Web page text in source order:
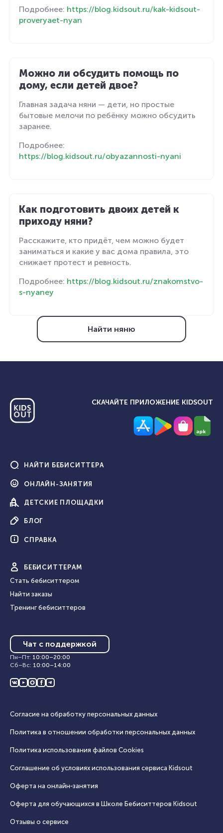
Подробнее: https://blog.kidsout.ru/kak-kidsout-
proveryaet-nyan
Можно ли обсудить помощь по
дому, если детей двое?
Главная задача няни — дети, но простые
бытовые мелочи по ребёнку можно обсудить
заранее.
Подробнее:
https://blog.kidsout.ru/obyazannosti-nyani
Как подготовить двоих детей к
приходу няни?
Расскажите, кто придёт, чем можно будет
заниматься и какие у вас дома правила, это
снижает протест и ревность.
Подробнее: https://blog.kidsout.ru/znakomstvo-
s-nyaney
Найти няню
СКАЧАЙТЕ ПРИЛОЖЕНИЕ KIDSOUT
НАЙТИ БЕБИСИТТЕРА
ОНЛАЙН-ЗАНЯТИЯ
ДЕТСКИЕ ПЛОЩАДКИ
БЛОГ
СПРАВКА
БЕБИ СИТТЕРАМ
Стать бебиситтером
Найти заказы
Тренинг бебиситтеров
Чат с поддержкой
Пн–Пт: 10:00–20:00
Сб–Вс: 10:00–14:00
Согласие на обработку персональных данных
Политика в отношении обработки персональных данных
Политика использования файлов Cookies
Соглашение об условиях использования сервиса Кidsout
Оферта на онлайн‑занятия
Оферта для обучающихся в Школе Бебиситтеров Kidsout
Отзывы о сервисе